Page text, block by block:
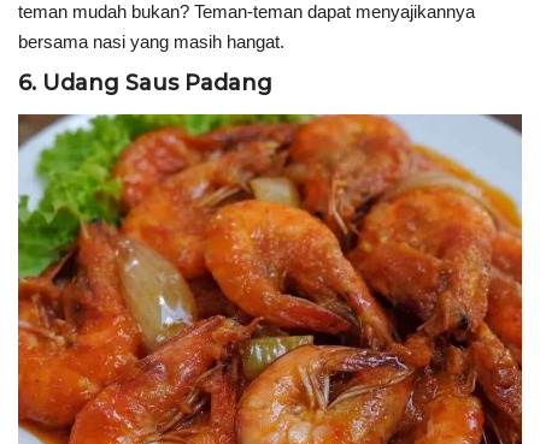
teman mudah bukan? Teman-teman dapat menyajikannya
bersama nasi yang masih hangat.
6. Udang Saus Padang